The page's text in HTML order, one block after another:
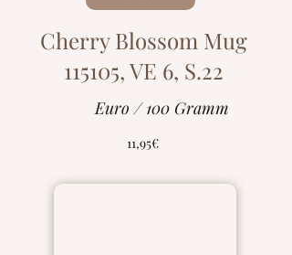
Cherry Blossom Mug
115105, VE 6, S.22
Euro / 100 Gramm
11,95€